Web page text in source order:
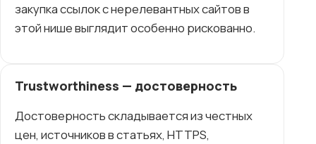
закупка ссылок с нерелевантных сайтов в
этой нише выглядит особенно рискованно.
Trustworthiness — достоверность
Достоверность складывается из честных
цен, источников в статьях, HTTPS,